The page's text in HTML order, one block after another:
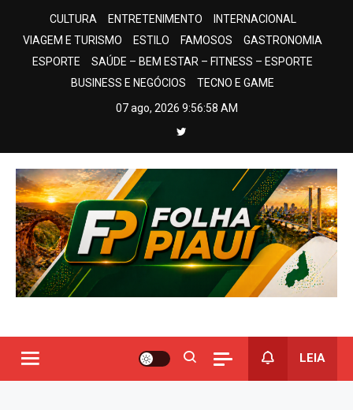
CULTURA ENTRETENIMENTO
INTERNACIONAL
VIAGEM E TURISMO
ESTILO FAMOSOS
GASTRONOMIA
ESPORTE
SAÚDE – BEM ESTAR – FITNESS – ESPORTE
BUSINESS E NEGÓCIOS
TECNO E GAME
07 ago, 2026 9:56:59 AM
LEIA